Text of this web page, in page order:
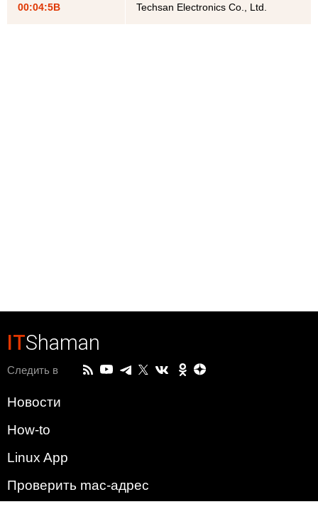
00:04:5B Techsan Electronics Co., Ltd.
ITShaman
Следить в
Новости
How-to
Linux App
Проверить mac-адрес